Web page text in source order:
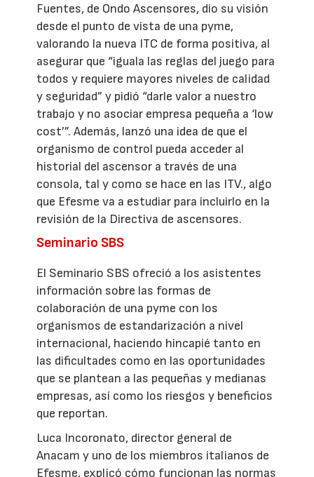
Fuentes, de Ondo Ascensores, dio su visión
desde el punto de vista de una pyme,
valorando la nueva ITC de forma positiva, al
asegurar que “iguala las reglas del juego para
todos y requiere mayores niveles de calidad
y seguridad” y pidió “darle valor a nuestro
trabajo y no asociar empresa pequeña a ‘low
cost’”. Además, lanzó una idea de que el
organismo de control pueda acceder al
historial del ascensor a través de una
consola, tal y como se hace en las ITV., algo
que Efesme va a estudiar para incluirlo en la
revisión de la Directiva de ascensores.
Seminario SBS
El Seminario SBS ofreció a los asistentes
información sobre las formas de
colaboración de una pyme con los
organismos de estandarización a nivel
internacional, haciendo hincapié tanto en
las dificultades como en las oportunidades
que se plantean a las pequeñas y medianas
empresas, así como los riesgos y beneficios
que reportan.
Luca Incoronato, director general de
Anacam y uno de los miembros italianos de
Efesme, explicó cómo funcionan las normas